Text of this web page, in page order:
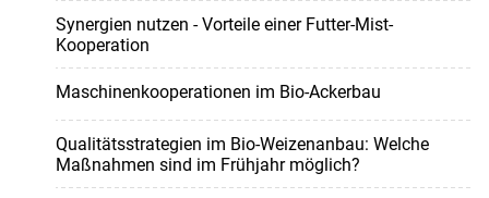
Synergien nutzen - Vorteile einer Futter-Mist-
Kooperation
Maschinenkooperationen im Bio-Ackerbau
Qualitätsstrategien im Bio-Weizenanbau: Welche
Maßnahmen sind im Frühjahr möglich?